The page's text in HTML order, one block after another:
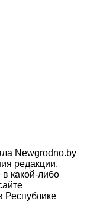
Newgrodno.by
редакции.
какой-либо
Республике